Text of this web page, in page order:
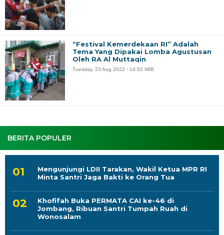
BERITA POPULER
Mengunjungi LDII Tarakan, Wakil Ketua MPR RI
Minta Santri Jaga Bakti ke Orang Tua
Khofifah Buka PERMATA CAI ke-46 di
Jombang, Ribuan Santri Tumpah Ruah di
Wonosalam
“Festival Kemerdekaan RI” Adalah
Tema Yang Dipakai Lomba Agustusan
Oleh RA Al Muttaqin
Tuesday, 23 Aug 2022 - 14:52 WIB